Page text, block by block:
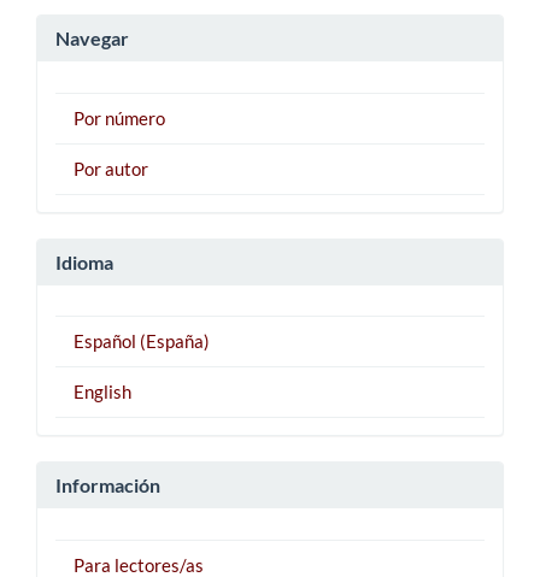
Navegar
Por número
Por autor
Idioma
Español (España)
English
Información
Para lectores/as